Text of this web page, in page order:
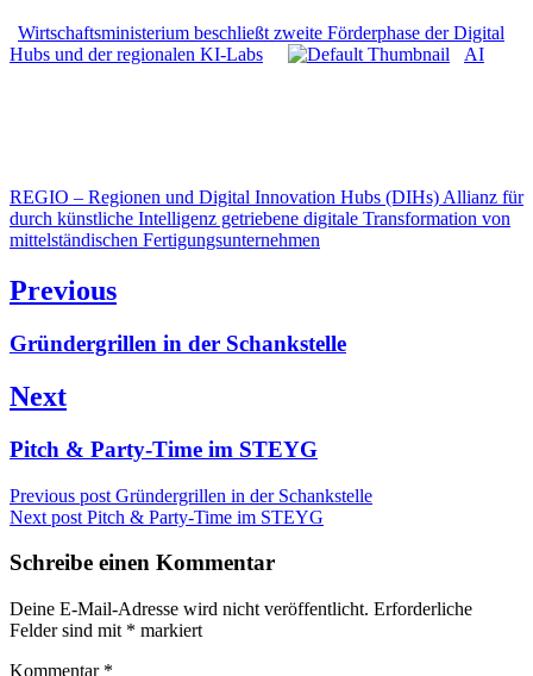
Wirtschaftsministerium beschließt zweite Förderphase der Digital
Hubs und der regionalen KI-Labs
AI
REGIO – Regionen und Digital Innovation Hubs (DIHs) Allianz für
durch künstliche Intelligenz getriebene digitale Transformation von
mittelständischen Fertigungsunternehmen
Beitragsnavigation
Previous
Previous
Gründergrillen in der Schankstelle
Next
Next
Pitch & Party-Time im STEYG
Previous post Gründergrillen in der Schankstelle
Next post Pitch & Party-Time im STEYG
Schreibe einen Kommentar
Deine E-Mail-Adresse wird nicht veröffentlicht. Erforderliche
Felder sind mit * markiert
Kommentar *